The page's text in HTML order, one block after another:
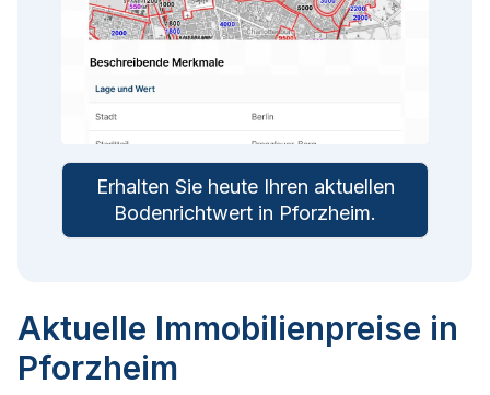
Erhalten Sie heute Ihren aktuellen
Bodenrichtwert in Pforzheim.
Aktuelle Immobilienpreise in
Pforzheim